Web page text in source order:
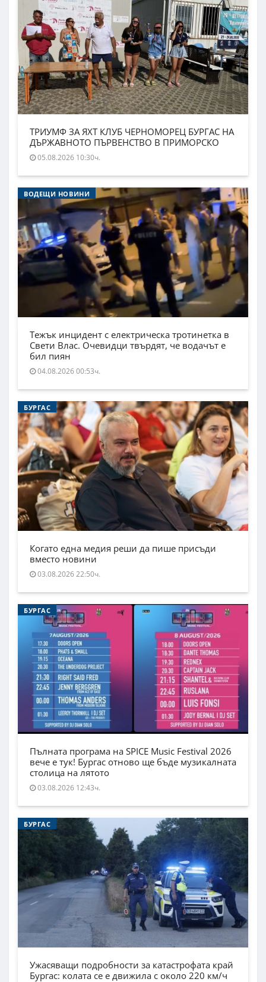
ТРИУМФ ЗА ЯХТ КЛУБ ЧЕРНОМОРЕЦ БУРГАС НА
ДЪРЖАВНОТО ПЪРВЕНСТВО В ПРИМОРСКО
05.08.2026 10:30ч.
ВОДЕЩИ НОВИНИ
Тежък инцидент с електрическа тротинетка в
Свети Влас. Очевидци твърдят, че водачът е
бил пиян
04.08.2026 00:53ч.
БУРГАС
Когато една медия реши да пише присъди
вместо новини
03.08.2026 22:50ч.
БУРГАС
Пълната програма на SPICE Music Festival 2026
вече е тук! Бургас отново ще бъде музикалната
столица на лятото
03.08.2026 12:43ч.
БУРГАС
Ужасяващи подробности за катастрофата край
Бургас: колата се е движила с около 220 км/ч